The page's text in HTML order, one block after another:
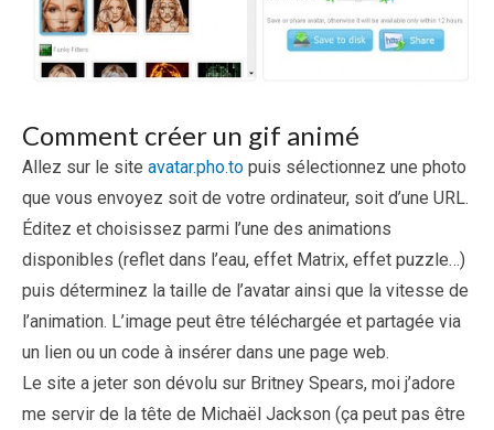
Comment créer un gif animé
Allez sur le site avatar.pho.to puis sélectionnez une photo
que vous envoyez soit de votre ordinateur, soit d’une URL.
Éditez et choisissez parmi l’une des animations
disponibles (reflet dans l’eau, effet Matrix, effet puzzle…)
puis déterminez la taille de l’avatar ainsi que la vitesse de
l’animation. L’image peut être téléchargée et partagée via
un lien ou un code à insérer dans une page web.
Le site a jeter son dévolu sur Britney Spears, moi j’adore
me servir de la tête de Michaël Jackson (ça peut pas être